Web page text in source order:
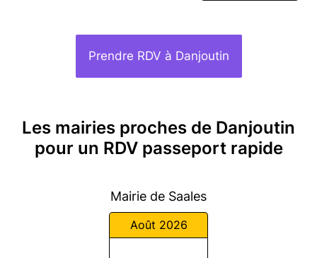
Prendre RDV à Danjoutin
Les mairies proches de Danjoutin
pour un RDV passeport rapide
Mairie de Saales
Août 2026